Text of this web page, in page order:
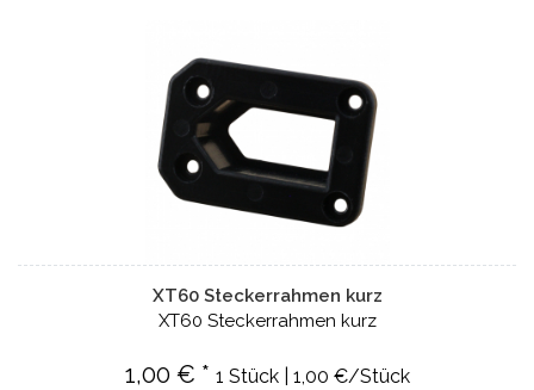
XT60 Steckerrahmen kurz
XT60 Steckerrahmen kurz
1,00 € * 1 Stück | 1,00 €/Stück